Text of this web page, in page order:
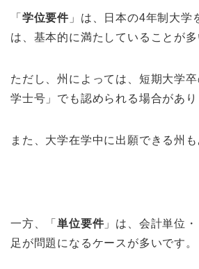
「 学位要件 」は、日本の4年制大学
は、基本的に満たしていることが多
ただし、州によっては、短期大学
学士号」でも認められる場合があり
また、大学在学中に出願できる州も
一方、「単位要件」は、会計単位
足が問題になるケースが多いです。